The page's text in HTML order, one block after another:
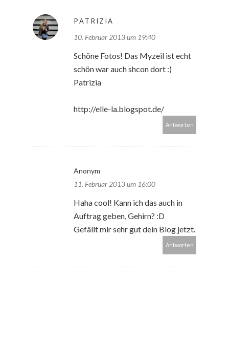
PATRIZIA
10. Februar 2013 um 19:40
Schöne Fotos! Das Myzeil ist echt
schön war auch shcon dort :)
Patrizia
http://elle-la.blogspot.de/
Antworten
Anonym
11. Februar 2013 um 16:00
Haha cool! Kann ich das auch in
Auftrag geben, Gehirn? :D
Gefällt mir sehr gut dein Blog jetzt.
Antworten